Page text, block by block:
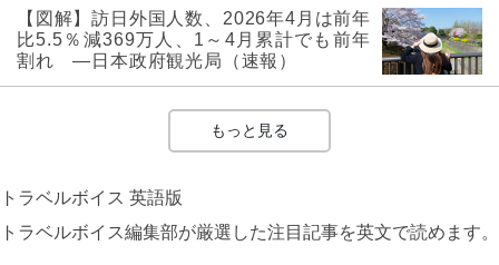
【図解】訪日外国人数、2026年4月は前年
比5.5％減369万人、1～4月累計でも前年
割れ ―日本政府観光局（速報）
もっと見る
トラベルボイス 英語版
トラベルボイス編集部が厳選した注目記事を英文で読めます。